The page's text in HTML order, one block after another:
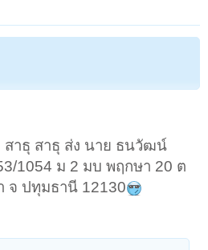
าธุ สาธุ ส่ง นาย ธนวัฒน์
1054 ม 2 มบ พฤกษา 20 ต
จ ปทุมธานี 12130